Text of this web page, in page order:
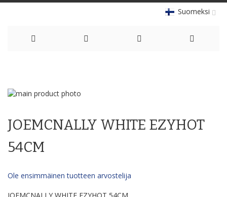
Suomeksi
Content
Skip
end
of
the
images
the
beginning
of
the
gallery
JOEMCNALLY WHITE EZYHOT
54CM
Ole ensimmäinen tuotteen arvostelija